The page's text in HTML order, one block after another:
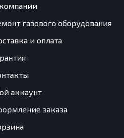
газового оборудования
и оплата
аккаунт
заказа